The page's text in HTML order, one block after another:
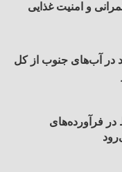
و امنیت غذایی
صید در آب‌های جنوب از کل
فرآورده‌های